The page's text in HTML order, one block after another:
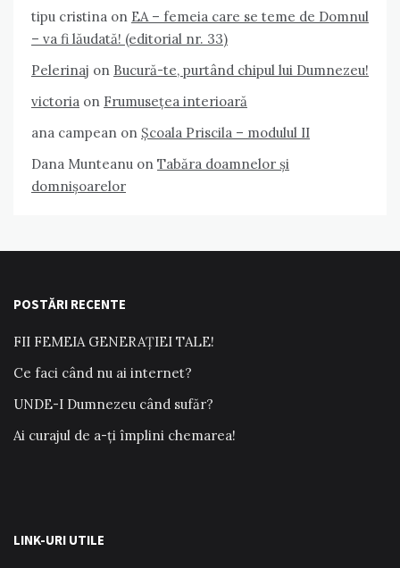
tipu cristina on EA – femeia care se teme de Domnul
– va fi lăudată! (editorial nr. 33)
Pelerinaj on Bucură-te, purtând chipul lui Dumnezeu!
victoria on Frumusețea interioară
ana campean on Școala Priscila – modulul II
Dana Munteanu on Tabăra doamnelor și
domnișoarelor
POSTĂRI RECENTE
FII FEMEIA GENERAȚIEI TALE!
Ce faci când nu ai internet?
UNDE-I Dumnezeu când sufăr?
Ai curajul de a-ți împlini chemarea!
LINK-URI UTILE